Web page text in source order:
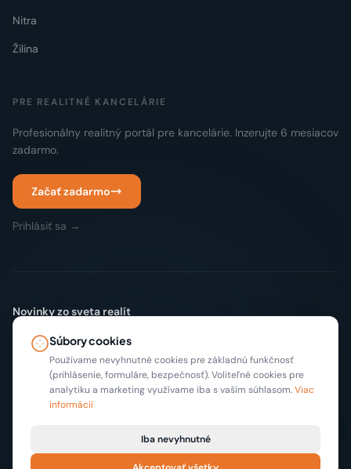
Nitra
Žilina
PRE REALITNÉ KANCELÁRIE
Profesionálny realitný portál pre kancelárie. Inzerujte 6 mesiacov
zadarmo.
Začať zadarmo
Prihlásiť sa →
Novinky zo sveta realít
Súbory cookies
Používame nevyhnutné cookies pre základnú funkčnosť
(prihlásenie, formuláre, bezpečnosť). Voliteľné cookies pre
analytiku a marketing využívame iba s vaším súhlasom.Viac
informácií
Iba nevyhnutné